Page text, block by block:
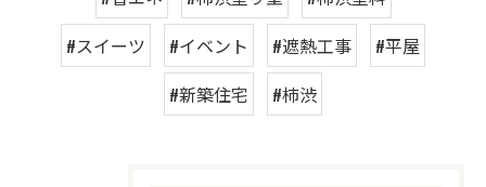
#スイーツ
#イベント #遮熱工事
#平屋
#新築住宅
#柿渋